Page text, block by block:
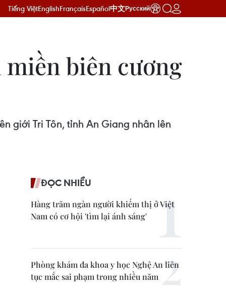
Tiếng ViệtEnglishFrançaisEspañol中文Русский
miền biên cương
giới Tri Tôn, tỉnh An Giang nhân lên
ĐỌC NHIỀU
Hàng trăm ngàn người khiếm thị ở Việt
Nam có cơ hội 'tìm lại ánh sáng'
Phòng khám đa khoa y học Nghệ An liên
tục mắc sai phạm trong nhiều năm